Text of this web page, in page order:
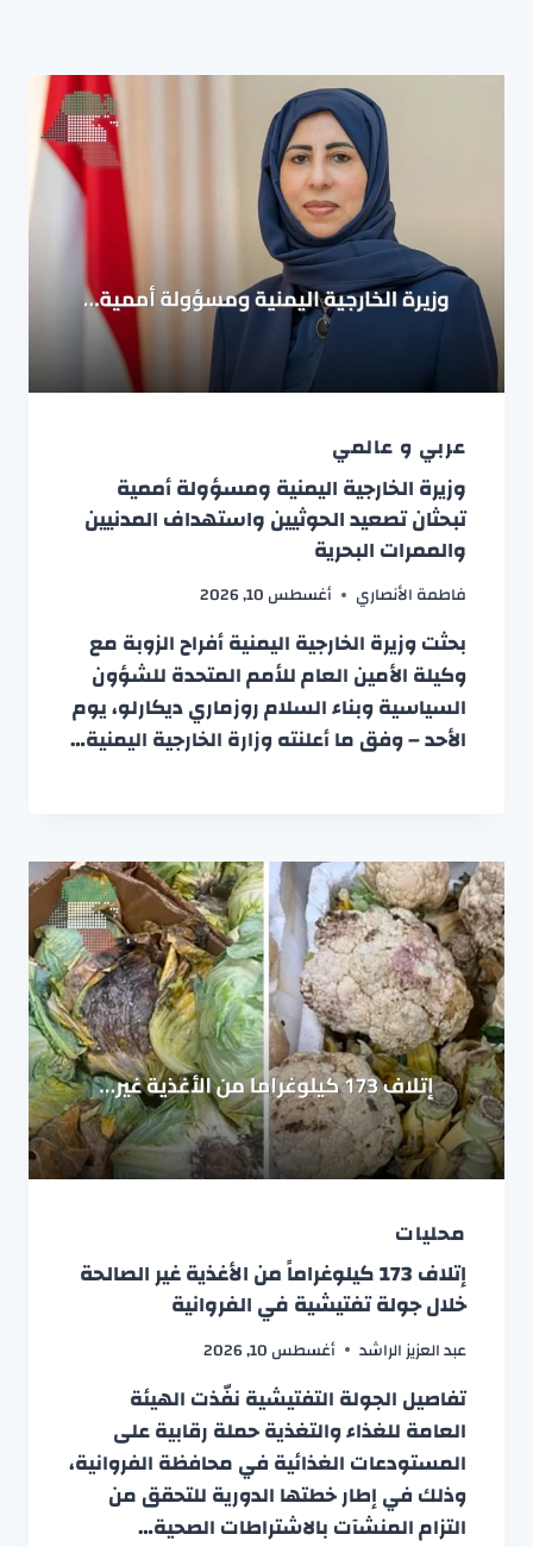
عربي و عالمي
وزيرة الخارجية اليمنية ومسؤولة أممية
تبحثان تصعيد الحوثيين واستهداف المدنيين
والممرات البحرية
فاطمة الأنصاري أغسطس 10, 2026
بحثت وزيرة الخارجية اليمنية أفراح الزوبة مع
وكيلة الأمين العام للأمم المتحدة للشؤون
السياسية وبناء السلام روزماري ديكارلو، يوم
الأحد – وفق ما أعلنته وزارة الخارجية اليمنية…
محليات
إتلاف 173 كيلوغراماً من الأغذية غير الصالحة
خلال جولة تفتيشية في الفروانية
عبد العزيز الراشد أغسطس 10, 2026
تفاصيل الجولة التفتيشية نفّذت الهيئة
العامة للغذاء والتغذية حملة رقابية على
المستودعات الغذائية في محافظة الفروانية،
وذلك في إطار خطتها الدورية للتحقق من
التزام المنشآت بالاشتراطات الصحية…